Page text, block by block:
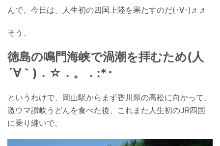
んで、今日は、人生初の四国上陸を果たすのだ(･∀･)♬♬
そう、
徳島の鳴門海峡で渦潮を拝むため(人
´∀｀)．☆．。．:*･
というわけで、岡山駅からまず香川県の高松に向かって、
激ウマ讃岐うどんを食べた後、これまた人生初のJR四国
に乗り継いで、